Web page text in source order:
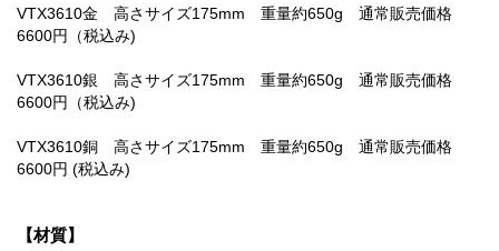
VTX3610金 高さサイズ175mm 重量約650g 通常販売価格
6600円（税込み)
VTX3610銀 高さサイズ175mm 重量約650g 通常販売価格
6600円（税込み)
VTX3610銅 高さサイズ175mm 重量約650g 通常販売価格
6600円 (税込み)
【材質】